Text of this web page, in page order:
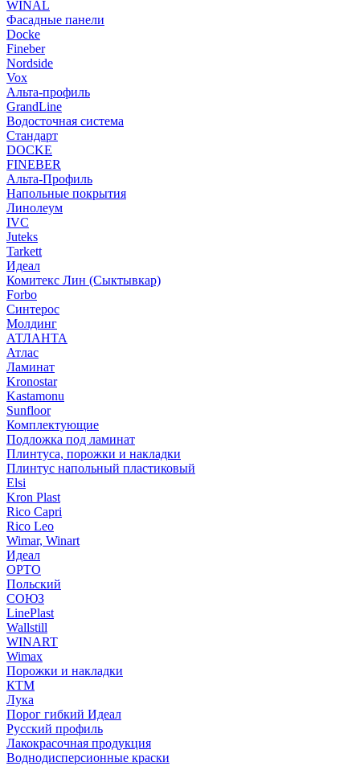
WINAL
Фасадные панели
Docke
Fineber
Nordside
Vox
Альта-профиль
GrandLine
Водосточная система
Стандарт
DOCKE
FINEBER
Альта-Профиль
Напольные покрытия
Линолеум
IVC
Juteks
Tarkett
Идеал
Комитекс Лин (Сыктывкар)
Forbo
Синтерос
Молдинг
АТЛАНТА
Атлас
Ламинат
Kronostar
Kastamonu
Sunfloor
Комплектующие
Подложка под ламинат
Плинтуса, порожки и накладки
Плинтус напольный пластиковый
Elsi
Kron Plast
Rico Capri
Rico Leo
Wimar, Winart
Идеал
ОРТО
Польский
СОЮЗ
LinePlast
Wallstill
WINART
Wimax
Порожки и накладки
КТМ
Лука
Порог гибкий Идеал
Русский профиль
Лакокрасочная продукция
Воднодисперсионные краски